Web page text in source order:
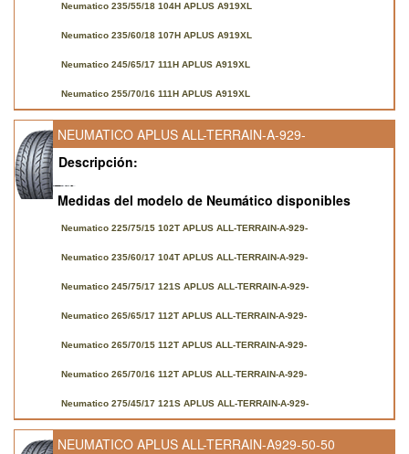
Neumatico 235/55/18 104H APLUS A919XL
Neumatico 235/60/18 107H APLUS A919XL
Neumatico 245/65/17 111H APLUS A919XL
Neumatico 255/70/16 111H APLUS A919XL
NEUMATICO APLUS ALL-TERRAIN-A-929-
Descripción:
Medidas del modelo de Neumático disponibles
Neumatico 225/75/15 102T APLUS ALL-TERRAIN-A-929-
Neumatico 235/60/17 104T APLUS ALL-TERRAIN-A-929-
Neumatico 245/75/17 121S APLUS ALL-TERRAIN-A-929-
Neumatico 265/65/17 112T APLUS ALL-TERRAIN-A-929-
Neumatico 265/70/15 112T APLUS ALL-TERRAIN-A-929-
Neumatico 265/70/16 112T APLUS ALL-TERRAIN-A-929-
Neumatico 275/45/17 121S APLUS ALL-TERRAIN-A-929-
NEUMATICO APLUS ALL-TERRAIN-A929-50-50